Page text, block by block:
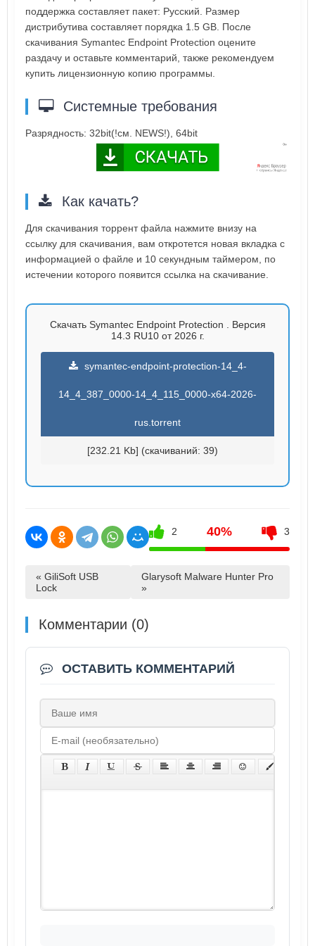
поддержка составляет пакет: Русский. Размер
дистрибутива составляет порядка 1.5 GB. После
скачивания Symantec Endpoint Protection оцените
раздачу и оставьте комментарий, также рекомендуем
купить лицензионную копию программы.
Системные требования
Разрядность: 32bit(!см. NEWS!), 64bit
Как качать?
Для скачивания торрент файла нажмите внизу на
ссылку для скачивания, вам откротется новая вкладка с
информацией о файле и 10 секундным таймером, по
истечении которого появится ссылка на скачивание.
Скачать Symantec Endpoint Protection . Версия
14.3 RU10 от 2026 г.
symantec-endpoint-protection-14_4-
14_4_387_0000-14_4_115_0000-x64-2026-
rus.torrent
[232.21 Kb] (cкачиваний: 39)
2 40% 3
« GiliSoft USB
Lock
Glarysoft Malware Hunter Pro
»
Комментарии (0)
ОСТАВИТЬ КОММЕНТАРИЙ